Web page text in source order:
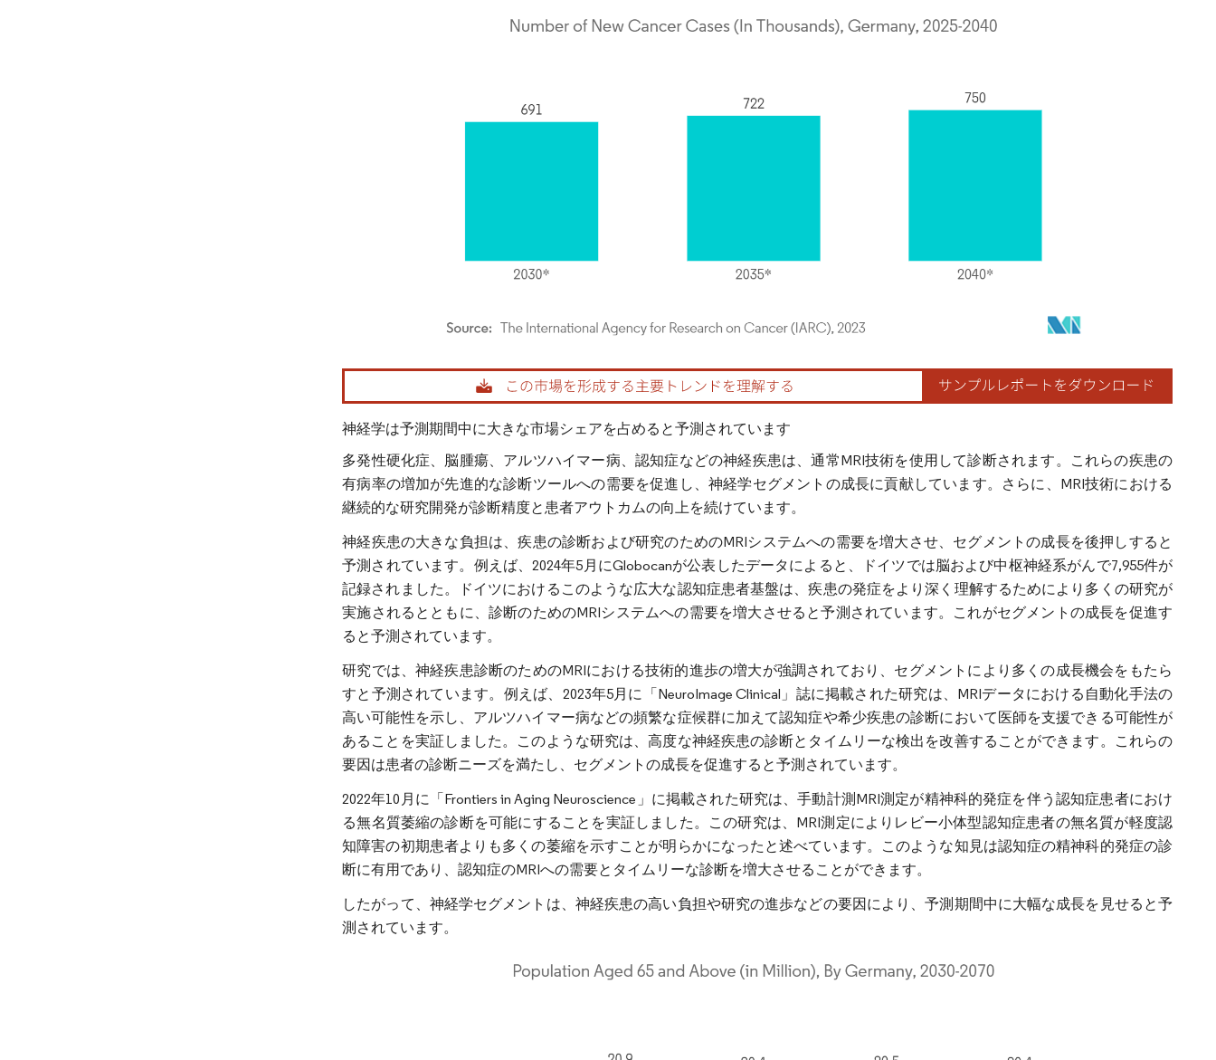
画像 © Mordor Intelligence。再利用にはCC BY 4.0の表示が必要です。
神経学は予測期間中に大きな市場シェアを占めると予測されています
多発性硬化症、脳腫瘍、アルツハイマー病、認知症などの神経疾患は、通常MRI技術を使用して診断されます。これらの疾患の
有病率の増加が先進的な診断ツールへの需要を促進し、神経学セグメントの成長に貢献しています。さらに、MRI技術における
継続的な研究開発が診断精度と患者アウトカムの向上を続けています。
神経疾患の大きな負担は、疾患の診断および研究のためのMRIシステムへの需要を増大させ、セグメントの成長を後押しすると
予測されています。例えば、2024年5月にGlobocanが公表したデータによると、ドイツでは脳および中枢神経系がんで7,955件が
記録されました。ドイツにおけるこのような広大な認知症患者基盤は、疾患の発症をより深く理解するためにより多くの研究が
実施されるとともに、診断のためのMRIシステムへの需要を増大させると予測されています。これがセグメントの成長を促進す
ると予測されています。
研究では、神経疾患診断のためのMRIにおける技術的進歩の増大が強調されており、セグメントにより多くの成長機会をもたら
すと予測されています。例えば、2023年5月に「NeuroImage Clinical」誌に掲載された研究は、MRIデータにおける自動化手法の
高い可能性を示し、アルツハイマー病などの頻繁な症候群に加えて認知症や希少疾患の診断において医師を支援できる可能性が
あることを実証しました。このような研究は、高度な神経疾患の診断とタイムリーな検出を改善することができます。これらの
要因は患者の診断ニーズを満たし、セグメントの成長を促進すると予測されています。
2022年10月に「Frontiers in Aging Neuroscience」に掲載された研究は、手動計測MRI測定が精神科的発症を伴う認知症患者におけ
る無名質萎縮の診断を可能にすることを実証しました。この研究は、MRI測定によりレビー小体型認知症患者の無名質が軽度認
知障害の初期患者よりも多くの萎縮を示すことが明らかになったと述べています。このような知見は認知症の精神科的発症の診
断に有用であり、認知症のMRIへの需要とタイムリーな診断を増大させることができます。
したがって、神経学セグメントは、神経疾患の高い負担や研究の進歩などの要因により、予測期間中に大幅な成長を見せると予
測されています。